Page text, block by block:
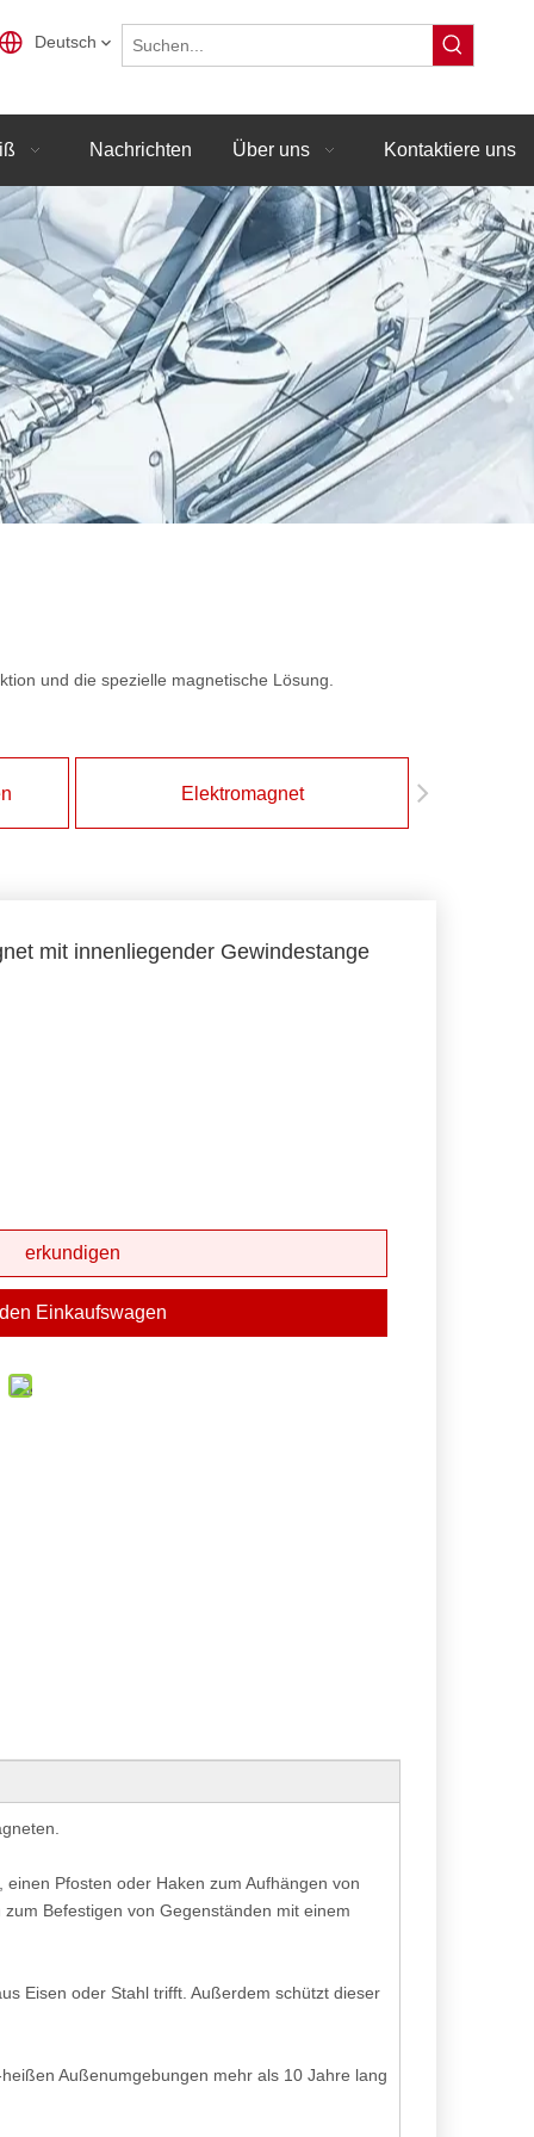
Deutsch
Nachrichten Über uns Kontaktiere uns
und die spezielle magnetische Lösung.
Elektromagnet
mit innenliegender Gewindestange
erkundigen
den Einkaufswagen
Pfosten oder Haken zum Aufhängen von
Befestigen von Gegenständen mit einem
Eisen oder Stahl trifft. Außerdem schützt dieser
Außenumgebungen mehr als 10 Jahre lang